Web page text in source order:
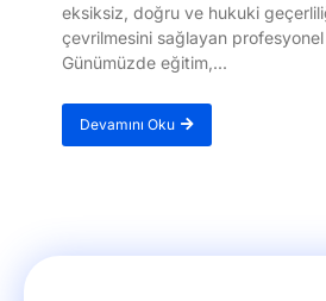
eksiksiz, doğru ve hukuki
çevrilmesini sağlayan
Günümüzde eğitim,...
Devamını Oku